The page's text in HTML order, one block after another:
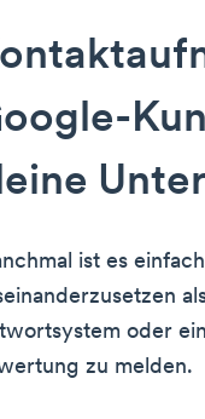
ist es
oder
zu melden.